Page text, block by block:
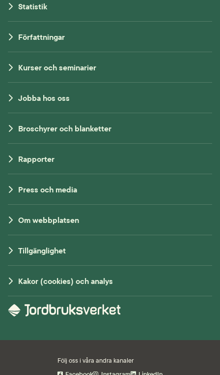
Statistik
Författningar
Kurser och seminarier
Jobba hos oss
Broschyrer och blanketter
Rapporter
Press och media
Om webbplatsen
Tillgänglighet
Kakor (cookies) och analys
Följ oss i våra andra kanaler